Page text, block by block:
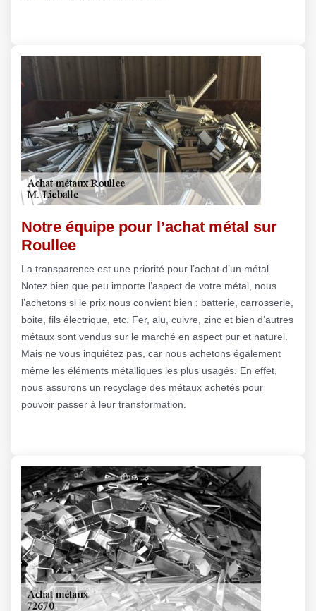
Notre équipe pour l’achat métal sur
Roullee
La transparence est une priorité pour l’achat d’un métal.
Notez bien que peu importe l’aspect de votre métal, nous
l’achetons si le prix nous convient bien : batterie, carrosserie,
boite, fils électrique, etc. Fer, alu, cuivre, zinc et bien d’autres
métaux sont vendus sur le marché en aspect pur et naturel.
Mais ne vous inquiétez pas, car nous achetons également
même les éléments métalliques les plus usagés. En effet,
nous assurons un recyclage des métaux achetés pour
pouvoir passer à leur transformation.